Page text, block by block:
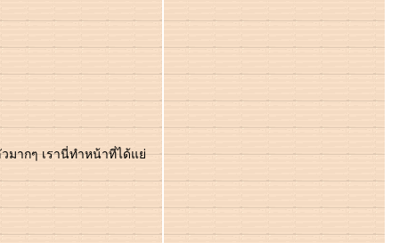
วมากๆ เรานี่ทำหน้าที่ได้แย่